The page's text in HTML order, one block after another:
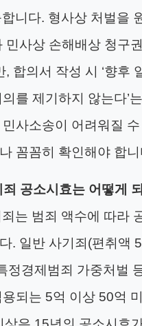
니다. 형사상 처벌을
민사상 손해배상 청구
, 합의서 작성 시 ‘향후
를 제기하지 않는다’
사소송이 어려워질
꼼꼼히 확인해야 합니
죄 공소시효는 어떻게
는 범죄 액수에 따라
. 일반 사기죄(편취액
정경제범죄 가중처벌
용되는 5억 이상 50억